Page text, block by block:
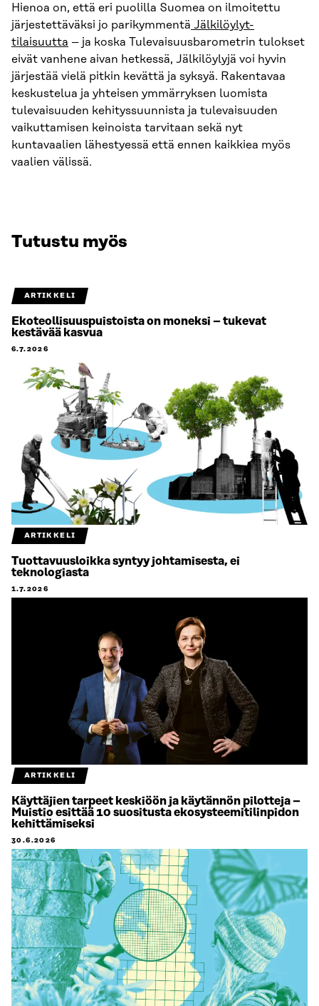
Hienoa on, että eri puolilla Suomea on ilmoitettu
järjestettäväksi jo parikymmentä Jälkilöylyt-
tilaisuutta – ja koska Tulevaisuusbarometrin tulokset
eivät vanhene aivan hetkessä, Jälkilöylyjä voi hyvin
järjestää vielä pitkin kevättä ja syksyä. Rakentavaa
keskustelua ja yhteisen ymmärryksen luomista
tulevaisuuden kehityssuunnista ja tulevaisuuden
vaikuttamisen keinoista tarvitaan sekä nyt
kuntavaalien lähestyessä että ennen kaikkiea myös
vaalien välissä.
Tutustu myös
ARTIKKELI
Ekoteollisuuspuistoista on moneksi – tukevat
kestävää kasvua
6.7.2026
ARTIKKELI
Tuottavuusloikka syntyy johtamisesta, ei
teknologiasta
1.7.2026
ARTIKKELI
Käyttäjien tarpeet keskiöön ja käytännön pilotteja –
Muistio esittää 10 suositusta ekosysteemitilinpidon
kehittämiseksi
30.6.2026